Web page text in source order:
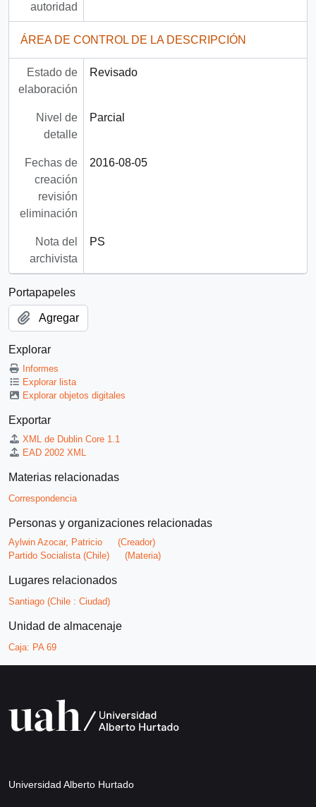
autoridad
ÁREA DE CONTROL DE LA DESCRIPCIÓN
Estado de
elaboración
Revisado
Nivel de
detalle
Parcial
Fechas de
creación
revisión
eliminación
2016-08-05
Nota del
archivista
PS
Portapapeles
Agregar
Explorar
Informes
Explorar lista
Explorar objetos digitales
Exportar
XML de Dublin Core 1.1
EAD 2002 XML
Materias relacionadas
Correspondencia
Personas y organizaciones relacionadas
Aylwin Azocar, Patricio
(Creador)
Partido Socialista (Chile)
(Materia)
Lugares relacionados
Santiago (Chile : Ciudad)
Unidad de almacenaje
Caja: PA 69
Universidad Alberto Hurtado